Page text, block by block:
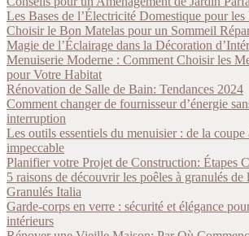
Les Bases de l’Électricité Domestique pour les
Choisir le Bon Matelas pour un Sommeil
Magie de l’Éclairage dans la Décoration
Menuiserie Moderne : Comment Choisir les
pour Votre Habitat
Rénovation de Salle de Bain: Tendances 2024
Comment changer de fournisseur d’énergie
interruption
Les outils essentiels du menuisier : de la
impeccable
Planifier votre Projet de Construction: Étapes
5 raisons de découvrir les poêles à granulés de
Granulés Italia
Garde-corps en verre : sécurité et élégance
intérieurs